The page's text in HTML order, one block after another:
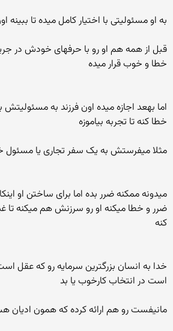
به او مسئولیتی با اختیار کامل میده تا ببینه
قبل از همه هم او رو با حرفهای خودش در
خطا و خوب قرار میده
اما بهعد اجازه میده اون فرزند به
خطا کنه تا تجربه بیاموزه
مثلا میفرستش به یک سفر تجاری یا مسئول
میدونه ممکنه ضرر بده اما برای ساختن او
ضرر و خطا میکنه او رو سرزنش هم میکنه
کنه
خدا به انسان بزرگترین سرمایه رو که عقل
است در انتخاب کارخوب یا بد
مانیفست رو هم ارائه کرده که همون ادیان